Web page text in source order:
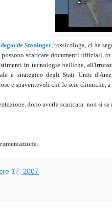
Staninger , tossicologa, ci ha
possono scaricare documenti
in tecnologie belliche,
e strategico degli Stati Uniti
e spaventevoli che le scie chimiche,
dopo averla scaricata: non si sa
17, 2007